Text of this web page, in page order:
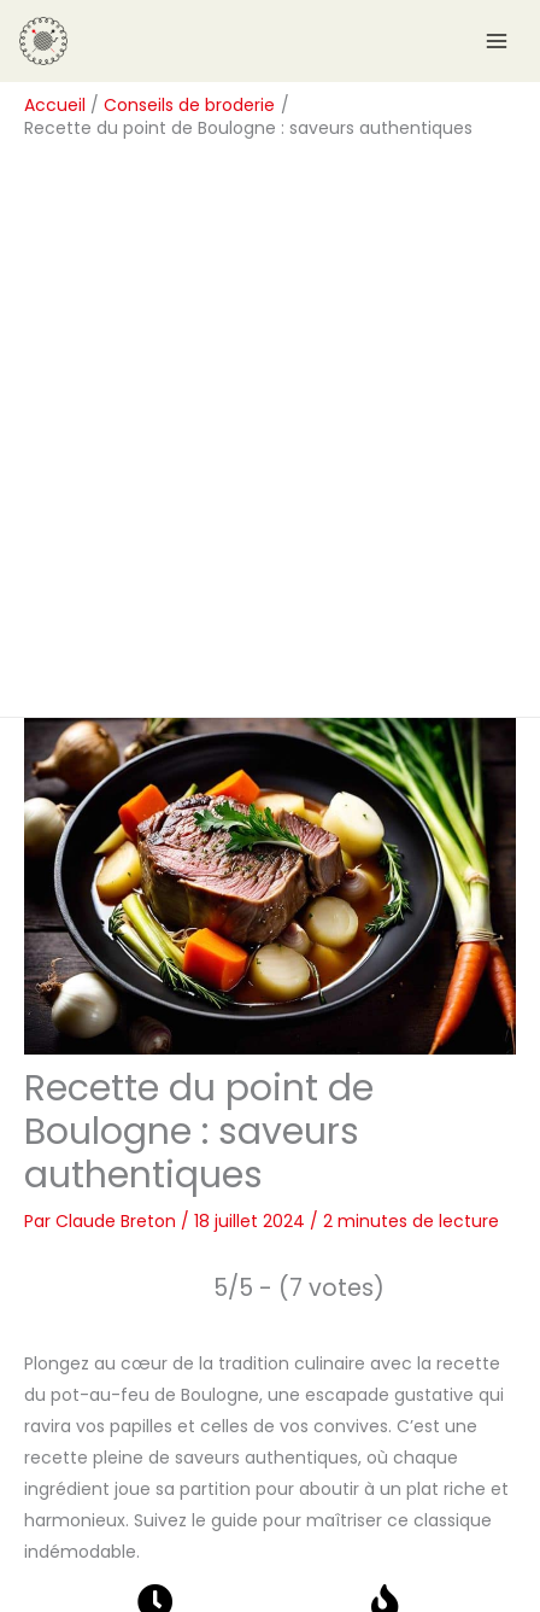
Aller
au
contenu
Accueil
Conseils de broderie
Recette du point de Boulogne : saveurs authentiques
Recette du point de
Boulogne : saveurs
authentiques
Par Claude Breton / 18 juillet 2024 / 2 minutes de lecture
5/5 - (7 votes)
Plongez au cœur de la tradition culinaire avec la recette
du pot-au-feu de Boulogne, une escapade gustative qui
ravira vos papilles et celles de vos convives. C’est une
recette pleine de saveurs authentiques, où chaque
ingrédient joue sa partition pour aboutir à un plat riche et
harmonieux. Suivez le guide pour maîtriser ce classique
indémodable.
R
e
c
h